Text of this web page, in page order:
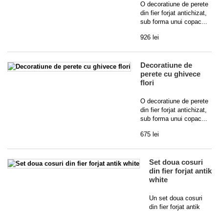
O decoratiune de perete
din fier forjat antichizat,
sub forma unui copac...
926 lei
Decoratiune de
perete cu ghivece
flori
O decoratiune de perete
din fier forjat antichizat,
sub forma unui copac...
675 lei
Set doua cosuri
din fier forjat antik
white
Un set doua cosuri
din fier forjat antik